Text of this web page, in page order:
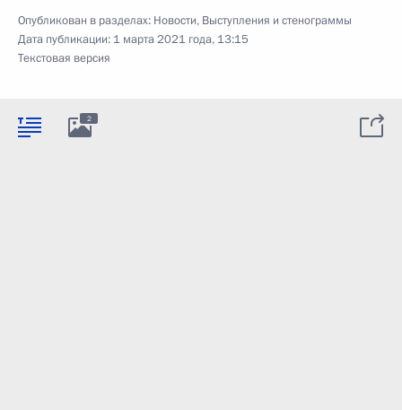
Опубликован в разделах: Новости, Выступления и стенограммы
Дата публикации: 1 марта 2021 года, 13:15
Текстовая версия
2